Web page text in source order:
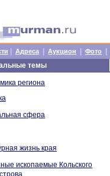
Адреса Аукцион Фото
темы
региона
сфера
жизнь края
ископаемые Кольского